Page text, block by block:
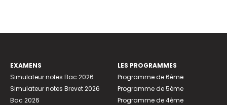
EXAMENS
Simulateur notes Bac 2026
Simulateur notes Brevet 2026
Bac 2026
LES PROGRAMMES
Programme de 6ème
Programme de 5ème
Programme de 4ème